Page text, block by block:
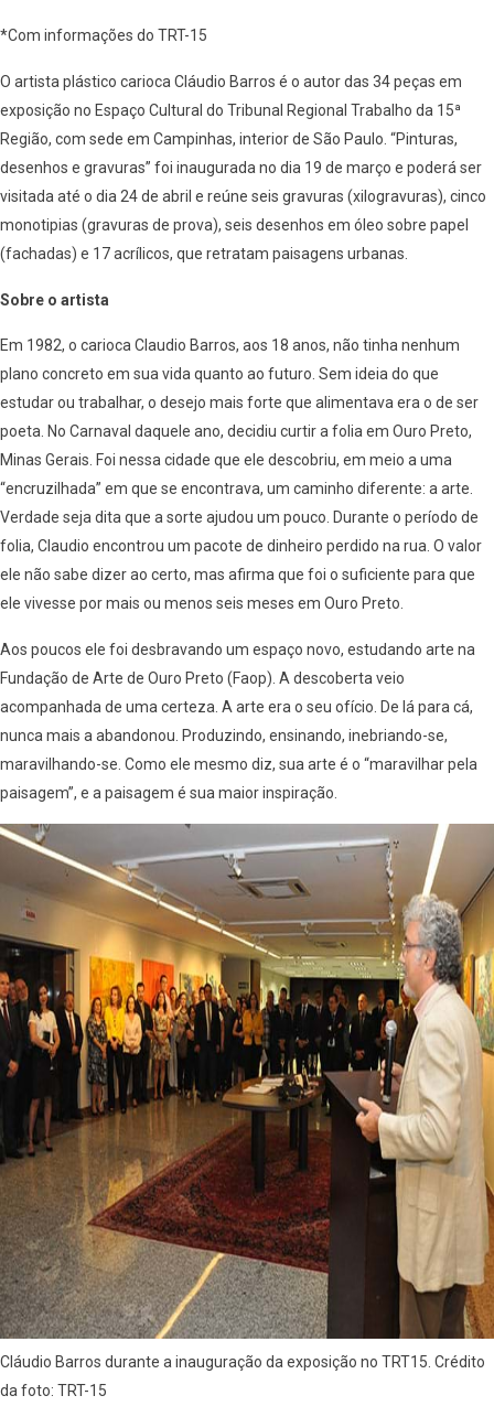
*Com informações do TRT-15
O artista plástico carioca Cláudio Barros é o autor das 34 peças em
exposição no Espaço Cultural do Tribunal Regional Trabalho da 15ª
Região, com sede em Campinhas, interior de São Paulo. “Pinturas,
desenhos e gravuras” foi inaugurada no dia 19 de março e poderá ser
visitada até o dia 24 de abril e reúne seis gravuras (xilogravuras), cinco
monotipias (gravuras de prova), seis desenhos em óleo sobre papel
(fachadas) e 17 acrílicos, que retratam paisagens urbanas.
Sobre o artista
Em 1982, o carioca Claudio Barros, aos 18 anos, não tinha nenhum
plano concreto em sua vida quanto ao futuro. Sem ideia do que
estudar ou trabalhar, o desejo mais forte que alimentava era o de ser
poeta. No Carnaval daquele ano, decidiu curtir a folia em Ouro Preto,
Minas Gerais. Foi nessa cidade que ele descobriu, em meio a uma
“encruzilhada” em que se encontrava, um caminho diferente: a arte.
Verdade seja dita que a sorte ajudou um pouco. Durante o período de
folia, Claudio encontrou um pacote de dinheiro perdido na rua. O valor
ele não sabe dizer ao certo, mas afirma que foi o suficiente para que
ele vivesse por mais ou menos seis meses em Ouro Preto.
Aos poucos ele foi desbravando um espaço novo, estudando arte na
Fundação de Arte de Ouro Preto (Faop). A descoberta veio
acompanhada de uma certeza. A arte era o seu ofício. De lá para cá,
nunca mais a abandonou. Produzindo, ensinando, inebriando-se,
maravilhando-se. Como ele mesmo diz, sua arte é o “maravilhar pela
paisagem”, e a paisagem é sua maior inspiração.
Cláudio Barros durante a inauguração da exposição no TRT15. Crédito
da foto: TRT-15